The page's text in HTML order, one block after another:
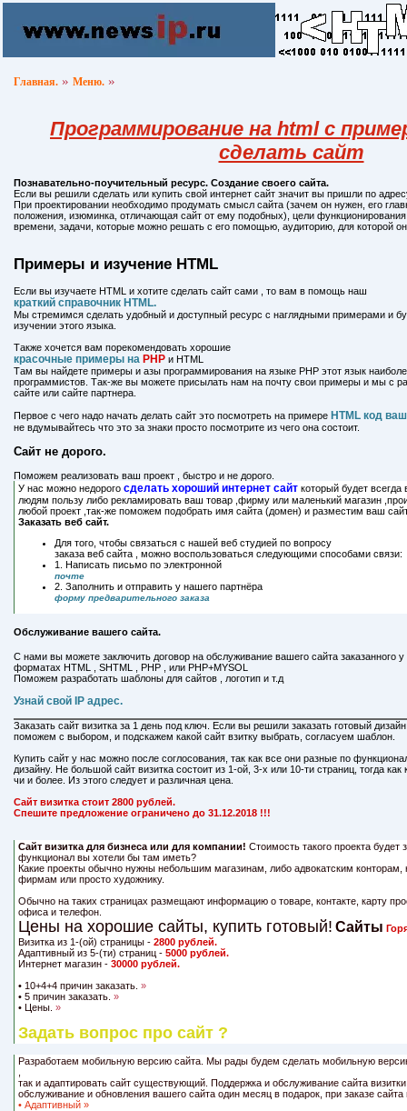
Главная. » Меню. »
Программирование на html с
сделать сайт
Познавательно-поучительный ресурс. Создание своего сайта.
Если вы решили сделать или купить свой интернет сайт значит вы пришли по
При проектировании необходимо продумать смысл сайта (зачем он нужен, его
положения, изюминка, отличающая сайт от ему подобных), цели
времени, задачи, которые можно решать с его помощью, аудиторию, для которой
Примеры и изучение HTML
Если вы изучаете HTML и хотите сделать сайт сами , то вам в помощь наш
краткий справочник HTML.
Мы стремимся сделать удобный и доступный ресурс с наглядными примерами и
изучении этого языка.
Также хочется вам порекомендовать хорошие
красочные примеры на PHP и HTML
Там вы найдете примеры и азы программирования на языке PHP этот язык
программистов. Так-же вы можете присылать нам на почту свои примеры и мы с
сайте или сайте партнера.
Первое с чего надо начать делать сайт это посмотреть на примере HTML код
не вдумывайтесь что это за знаки просто посмотрите из чего она состоит.
Сайт не дорого.
Поможем реализовать ваш проект , быстро и не дорого.
У нас можно недорого сделать хороший интернет сайт который будет всегда
людям пользу либо рекламировать ваш товар ,фирму или маленький магазин
любой проект ,так-же поможем подобрать имя сайта (домен) и разместим ваш
Заказать веб сайт.
Для того, чтобы связаться с нашей веб студией по вопросу
заказа веб сайта , можно воспользоваться следующими способами связи:
1. Написать письмо по электронной
почте
2. Заполнить и отправить у нашего партнёра
форму предварительного заказа
Обслуживание вашего сайта.
С нами вы можете заключить договор на обслуживание вашего сайта заказанного
форматах HTML , SHTML , PHP , или PHP+MYSOL
Поможем разработать шаблоны для сайтов , логотип и т.д
Узнай свой IP адрес.
Заказать сайт визитка за 1 день под ключ. Если вы решили заказать готовый
поможем с выбором, и подскажем какой сайт взитку выбрать, согласуем шаблон.
Купить сайт у нас можно после соглосования, так как все они разные по
дизайну. Не большой сайт визитка состоит из 1-ой, 3-х или 10-ти страниц, тогда
чи и более. Из этого следует и различная цена.
Сайт визитка стоит 2800 рублей.
Спешите предложение ограничено до 31.12.2018 !!!
Сайт визитка для бизнеса или для компании! Стоимость такого проекта будет
функционал вы хотели бы там иметь?
Какие проекты обычно нужны небольшим магазинам, либо адвокатским
фирмам или просто художнику.
Обычно на таких страницах размещают информацию о товаре, контакте, карту
офиса и телефон.
Цены на хорошие сайты, купить готовый! Сайты
Визитка из 1-(ой) страницы - 2800 рублей.
Адаптивный из 5-(ти) страниц - 5000 рублей.
Интернет магазин - 30000 рублей.
• 10+4+4 причин заказать. »
• 5 причин заказать. »
• Цены. »
Задать вопрос про сайт ?
Разработаем мобильную версию сайта. Мы рады будем сделать мобильную
так и адаптировать сайт существующий. Поддержка и обслуживание сайта
обслуживание и обновления вашего сайта один месяц в подарок, при заказе сайта
• Адаптивный »